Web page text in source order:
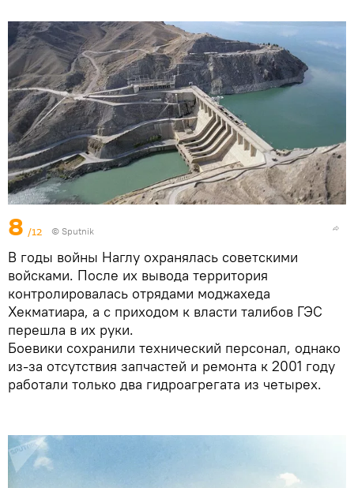
8 /12 © Sputnik
В годы войны Наглу охранялась советскими
войсками. После их вывода территория
контролировалась отрядами моджахеда
Хекматиара, а с приходом к власти талибов ГЭС
перешла в их руки.
Боевики сохранили технический персонал, однако
из-за отсутствия запчастей и ремонта к 2001 году
работали только два гидроагрегата из четырех.